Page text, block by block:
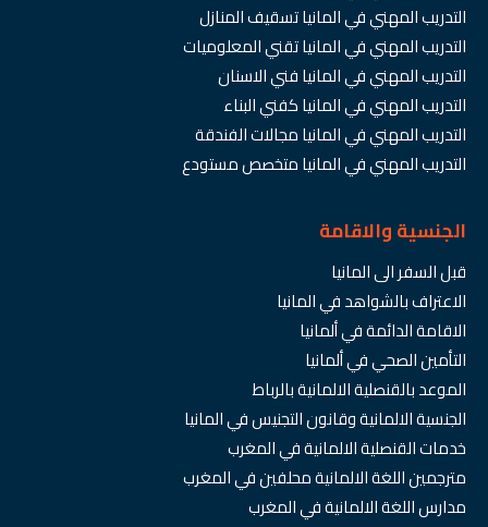
التدريب المهني في المانيا تسقيف المنازل
التدريب المهني في المانيا تقني المعلوميات
التدريب المهني في المانيا فني الاسنان
التدريب المهني في المانيا كفني البناء
التدريب المهني في المانيا مجالات الفندقة
التدريب المهني في المانيا متخصص مستودع
الجنسية والاقامة
قبل السفر الى المانيا
الاعتراف بالشواهد في المانيا
الاقامة الدائمة في ألمانيا
التأمين الصحي في ألمانيا
الموعد بالقنصلية الالمانية بالرباط
الجنسية الالمانية وقانون التجنيس في المانيا
خدمات القنصلية الالمانية في المغرب
مترجمين اللغة الالمانية محلفين في المغرب
مدارس اللغة الالمانية في المغرب